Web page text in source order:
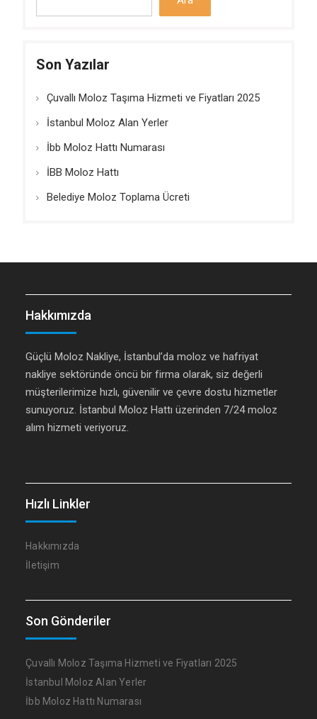
Son Yazılar
Çuvallı Moloz Taşıma Hizmeti ve Fiyatları 2025
İstanbul Moloz Alan Yerler
İbb Moloz Hattı Numarası
İBB Moloz Hattı
Belediye Moloz Toplama Ücreti
Hakkımızda
Güçlü Moloz Nakliye, İstanbul’da moloz ve hafriyat
nakliye sektöründe öncü bir firma olarak, siz değerli
müşterilerimize hızlı, güvenilir ve çevre dostu hizmetler
sunuyoruz. İstanbul Moloz Hattı üzerinden 7/24 moloz
alım hizmeti veriyoruz.
Hızlı Linkler
Hakkımızda
İletişim
Son Gönderiler
Çuvallı Moloz Taşıma Hizmeti ve Fiyatları 2025
İstanbul Moloz Alan Yerler
İbb Moloz Hattı Numarası